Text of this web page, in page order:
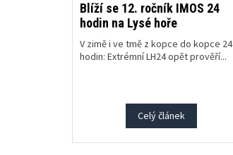
Blíží se 12. ročník IMOS 24
hodin na Lysé hoře
V zimě i ve tmě z kopce do kopce 24
hodin: Extrémní LH24 opět prověří...
Celý článek